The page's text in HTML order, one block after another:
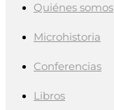
Quiénes somos
Microhistoria
Conferencias
Libros